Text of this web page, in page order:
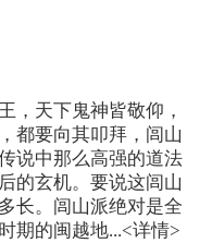
，天下鬼神皆敬仰，
都要向其叩拜，闾山
说中那么高强的道法
的玄机。要说这闾山
长。闾山派绝对是全
期的闽越地...<详情>